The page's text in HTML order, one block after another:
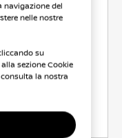
navigazione del
nelle nostre
su
sezione Cookie
la nostra